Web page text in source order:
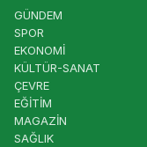
GÜNDEM
SPOR
EKONOMİ
KÜLTÜR-SANAT
ÇEVRE
EĞİTİM
MAGAZİN
SAĞLIK